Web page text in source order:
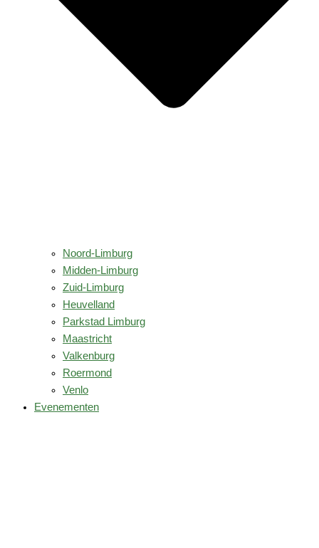
Noord-Limburg
Midden-Limburg
Zuid-Limburg
Heuvelland
Parkstad Limburg
Maastricht
Valkenburg
Roermond
Venlo
Evenementen